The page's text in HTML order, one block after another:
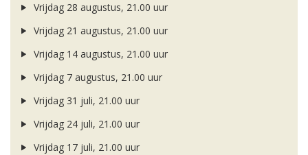
Vrijdag 28 augustus, 21.00 uur
Vrijdag 21 augustus, 21.00 uur
Vrijdag 14 augustus, 21.00 uur
Vrijdag 7 augustus, 21.00 uur
Vrijdag 31 juli, 21.00 uur
Vrijdag 24 juli, 21.00 uur
Vrijdag 17 juli, 21.00 uur